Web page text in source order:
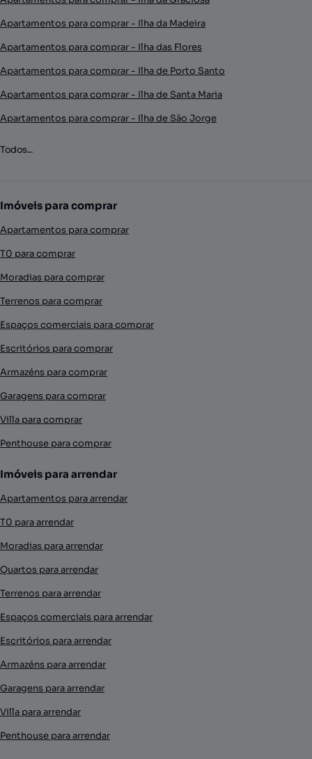
Apartamentos para comprar - Ilha da Madeira
Apartamentos para comprar - Ilha das Flores
Apartamentos para comprar - Ilha de Porto Santo
Apartamentos para comprar - Ilha de Santa Maria
Apartamentos para comprar - Ilha de São Jorge
Todos...
Imóveis para comprar
Apartamentos para comprar
T0 para comprar
Moradias para comprar
Terrenos para comprar
Espaços comerciais para comprar
Escritórios para comprar
Armazéns para comprar
Garagens para comprar
Villa para comprar
Penthouse para comprar
Imóveis para arrendar
Apartamentos para arrendar
T0 para arrendar
Moradias para arrendar
Quartos para arrendar
Terrenos para arrendar
Espaços comerciais para arrendar
Escritórios para arrendar
Armazéns para arrendar
Garagens para arrendar
Villa para arrendar
Penthouse para arrendar